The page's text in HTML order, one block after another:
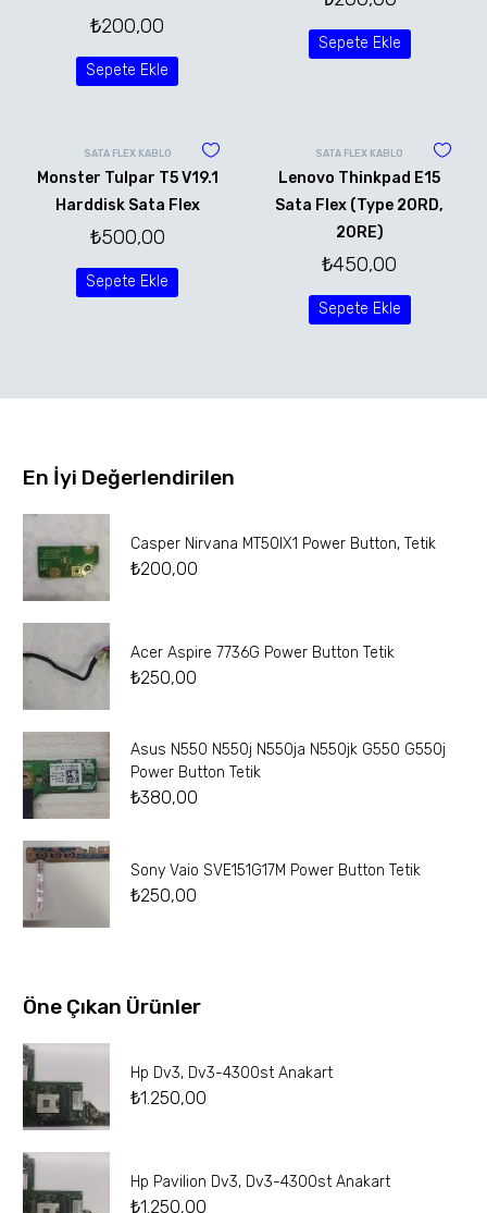
₺200,00
Sepete Ekle
Sepete Ekle
SATA FLEX KABLO
Monster Tulpar T5 V19.1
Harddisk Sata Flex
₺500,00
Sepete Ekle
SATA FLEX KABLO
Lenovo Thinkpad E15
Sata Flex (Type 20RD,
20RE)
₺450,00
Sepete Ekle
En İyi Değerlendirilen
Casper Nirvana MT50IX1 Power Button, Tetik
₺200,00
Acer Aspire 7736G Power Button Tetik
₺250,00
Asus N550 N550j N550ja N550jk G550 G550j
Power Button Tetik
₺380,00
Sony Vaio SVE151G17M Power Button Tetik
₺250,00
Öne Çıkan Ürünler
Hp Dv3, Dv3-4300st Anakart
₺1.250,00
Hp Pavilion Dv3, Dv3-4300st Anakart
₺1.250,00